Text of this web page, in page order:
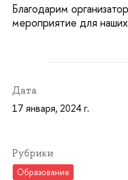
Благодарим
мероприятие для
Дата
17 января, 2024 г.
Рубрики
Образование